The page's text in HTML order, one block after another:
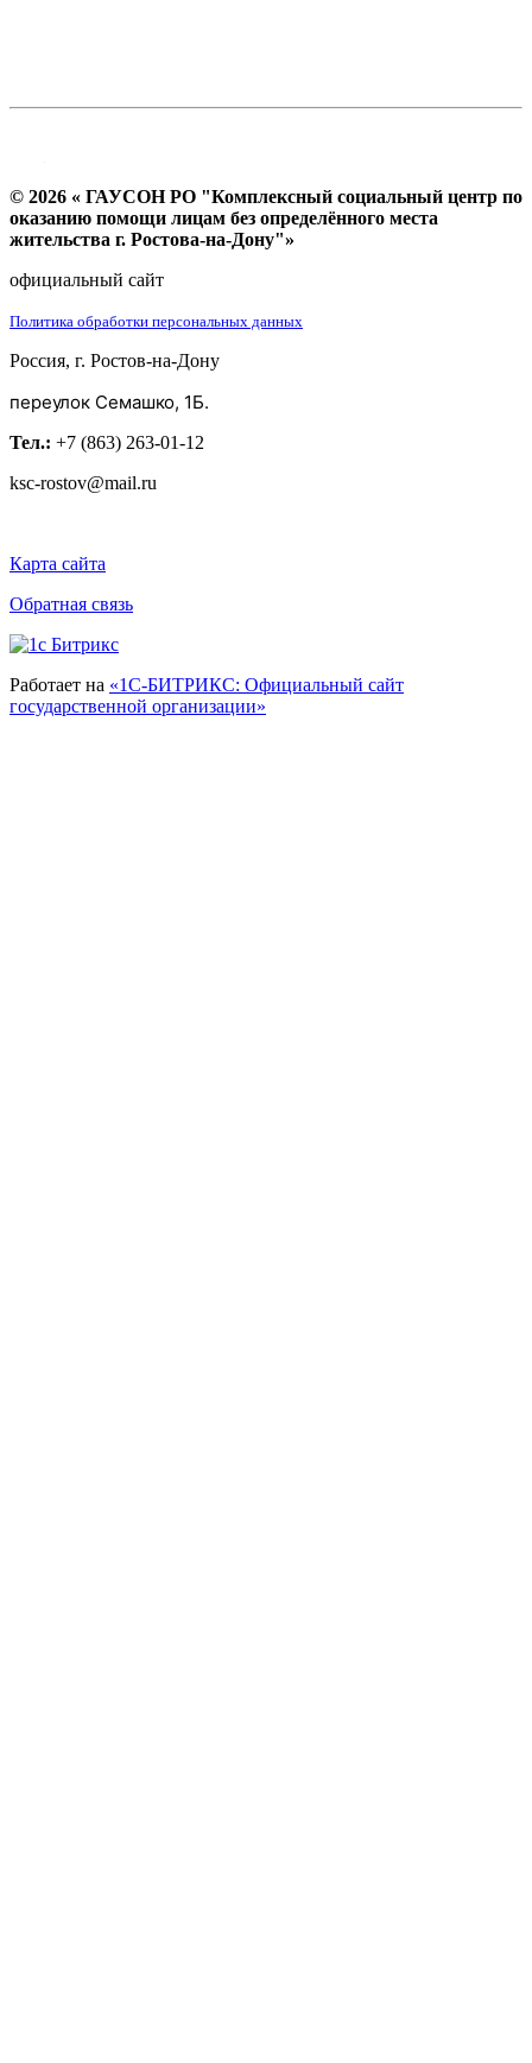
© 2026 « ГАУСОН РО "Комплексный социальный центр по
оказанию помощи лицам без определённого места
жительства г. Ростова-на-Дону"»
официальный сайт
Политика обработки персональных данных
Россия, г. Ростов-на-Дону
переулок Семашко, 1Б.
Тел.: +7 (863) 263-01-12
ksc-rostov@mail.ru
Карта сайта
Обратная связь
Работает на «1С-БИТРИКС: Официальный сайт
государственной организации»